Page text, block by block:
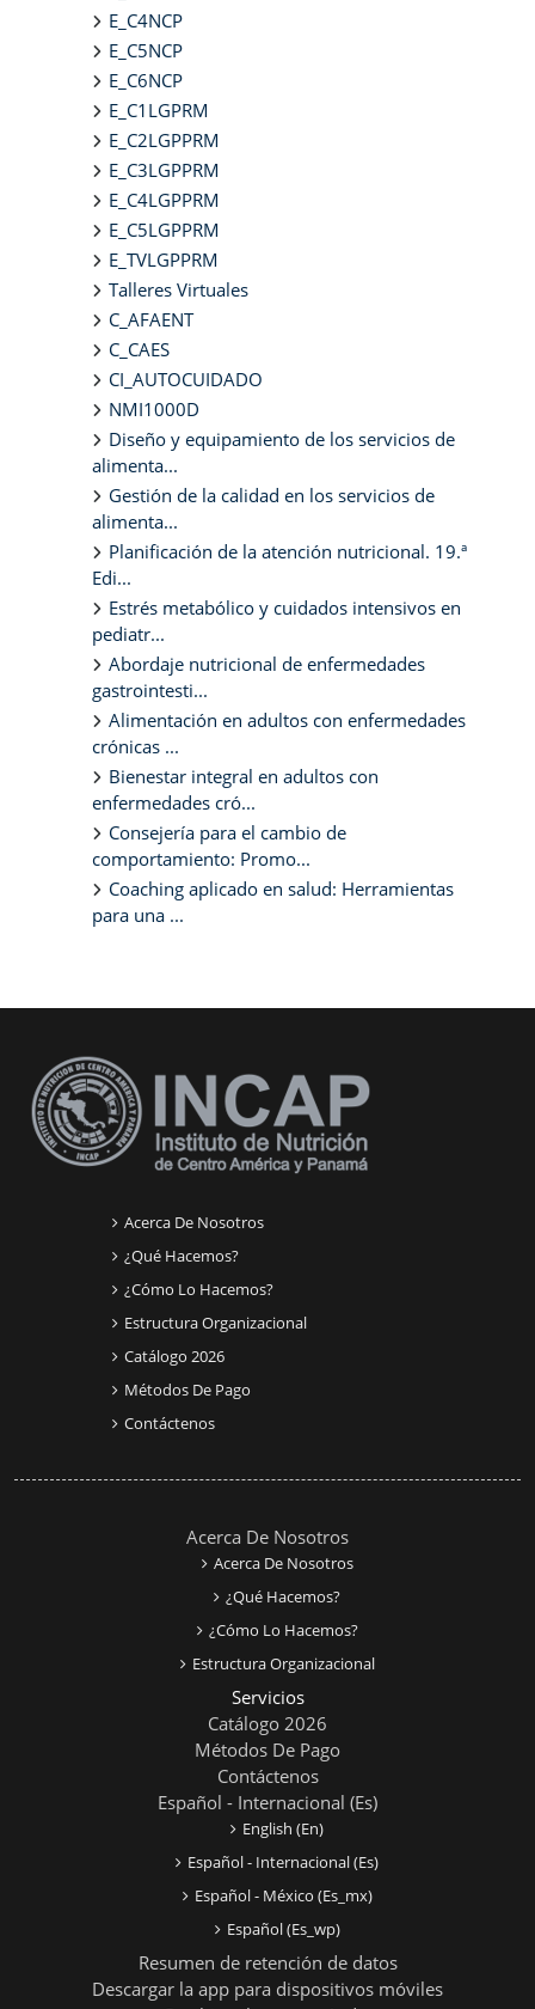
E_C4NCP
E_C5NCP
E_C6NCP
E_C1LGPRM
E_C2LGPPRM
E_C3LGPPRM
E_C4LGPPRM
E_C5LGPPRM
E_TVLGPPRM
Talleres Virtuales
C_AFAENT
C_CAES
CI_AUTOCUIDADO
NMI1000D
Diseño y equipamiento de los servicios de
alimenta...
Gestión de la calidad en los servicios de
alimenta...
Planificación de la atención nutricional. 19.ª
Edi...
Estrés metabólico y cuidados intensivos en
pediatr...
Abordaje nutricional de enfermedades
gastrointesti...
Alimentación en adultos con enfermedades
crónicas ...
Bienestar integral en adultos con
enfermedades cró...
Consejería para el cambio de
comportamiento: Promo...
Coaching aplicado en salud: Herramientas
para una ...
Bloques suplementarios
Acerca De Nosotros
¿Qué Hacemos?
¿Cómo Lo Hacemos?
Estructura Organizacional
Catálogo 2026
Métodos De Pago
Contáctenos
Acerca De Nosotros
Acerca De Nosotros
¿Qué Hacemos?
¿Cómo Lo Hacemos?
Estructura Organizacional
Servicios
Catálogo 2026
Métodos De Pago
Contáctenos
Español - Internacional ‎(es)‎
English ‎(en)‎
Español - Internacional ‎(es)‎
Español - México ‎(es_mx)‎
Español ‎(es_wp)‎
Resumen de retención de datos
Descargar la app para dispositivos móviles